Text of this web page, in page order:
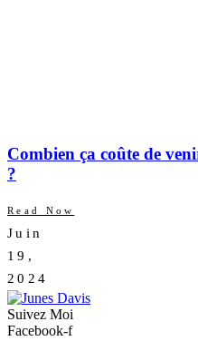
Combien ça coûte de
?
Read Now
Juin
19,
2024
Suivez Moi
Facebook-f